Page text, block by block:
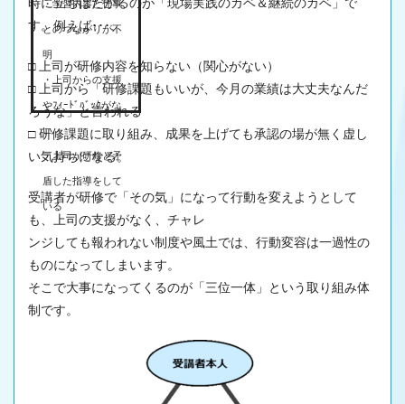
・学習内容と仕事
とのつながりが不
明
・上司からの支援
やﾌｨｰﾄﾞﾊﾞｯｸがな
い
・上司が研修と矛
盾した指導をして
いる
時に立ちはだかるのが「 現場実践のカベ＆継続のカベ」で
す。例えば･･･、
□ 上司が研修内容を知らない（関心がない）
□ 上司から「研修課題もいいが、今月の業績は大丈夫なんだ
ろうな」と言われる
□ 研修課題に取り組み、成果を上げても承認の場が無く虚し
い気持ちになる。
受講者が研修で「その気」になって行動を変えようとして
も、上司の支援がなく、チャレ
ンジしても報われない制度や風土では、行動変容は一過性の
ものになってしまいます。
そこで大事になってくるのが「三位一体」という取り組み体
制です。